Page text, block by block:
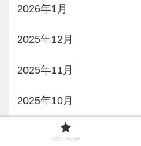
2026年1月
2025年12月
2025年11月
2025年10月
2025年9月
お問い合わせ